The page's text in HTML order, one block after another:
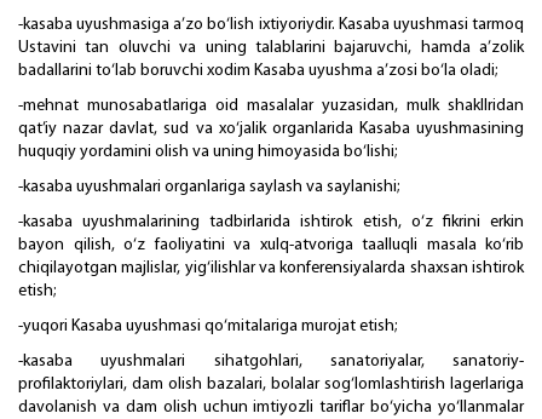
-kasaba uyushmasiga a’zo bo‘lish ixtiyoriydir. Kasaba uyushmasi tarmoq
Ustavini tan oluvchi va uning talablarini bajaruvchi, hamda a’zolik
badallarini to‘lab boruvchi xodim Kasaba uyushma a’zosi bo‘la oladi;
-mehnat munosabatlariga oid masalalar yuzasidan, mulk shakllridan
qat’iy nazar davlat, sud va xo‘jalik organlarida Kasaba uyushmasining
huquqiy yordamini olish va uning himoyasida bo‘lishi;
-kasaba uyushmalari organlariga saylash va saylanishi;
-kasaba uyushmalarining tadbirlarida ishtirok etish, o‘z fikrini erkin
bayon qilish, o‘z faoliyatini va xulq-atvoriga taalluqli masala ko‘rib
chiqilayotgan majlislar, yig‘ilishlar va konferensiyalarda shaxsan ishtirok
etish;
-yuqori Kasaba uyushmasi qo‘mitalariga murojat etish;
-kasaba uyushmalari sihatgohlari, sanatoriyalar, sanatoriy-
profilaktoriylari, dam olish bazalari, bolalar sog‘lomlashtirish lagerlariga
davolanish va dam olish uchun imtiyozli tariflar bo‘yicha yo‘llanmalar